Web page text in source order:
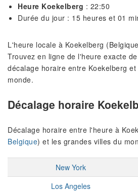
Heure Koekelberg : 22:50
Durée du jour : 15 heures et 01
L'heure locale à Koekelberg
Trouvez en ligne de l'heure exacte
décalage horaire entre Koekelberg
monde.
Décalage horaire
Décalage horaire entre l'heure à
Belgique) et les grandes villes du
New York
Los Angeles